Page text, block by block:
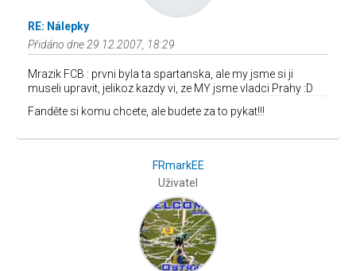
RE: Nálepky
Přidáno dne 29.12.2007, 18:29
Mrazik FCB : prvni byla ta spartanska, ale my jsme si ji
museli upravit, jelikoz kazdy vi, ze MY jsme vladci Prahy :D
Fanděte si komu chcete, ale budete za to pykat!!!
FRmarkEE
Uživatel